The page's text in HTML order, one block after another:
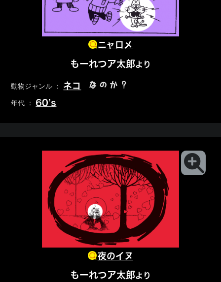
ニャロメ
もーれつア太郎より
動物ジャンル ： ネコ なのか？
年代 ： 60’s
夜のイヌ
もーれつア太郎より